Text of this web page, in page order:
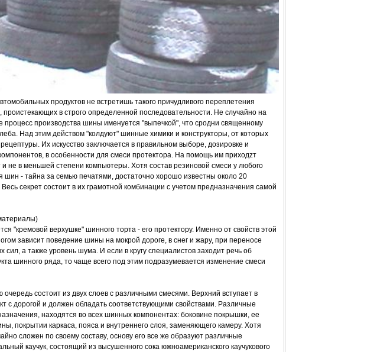
продуктов не встретишь такого причудливого переплетения
проистекающих в строго определенной последовательности. Не случайно на
производства шины именуется "выпечкой", что сродни священному
Над этим действом "колдуют" шинные химики и конструкторы, от которых
Их искусство заключается в правильном выборе, дозировке и
в особенности для смеси протектора. На помощь им приходzт
не в меньшей степени компьютеры. Хотя состав резиновой смеси у любого
шин - тайна за семью печатями, достаточно хорошо известны около 20
секрет состоит в их грамотной комбинации с учетом предназначения самой
"кремовой верхушке" шинного торта - его протектору. Именно от свойств этой
зависит поведение шины на мокрой дороге, в снег и жару, при переносе
а также уровень шума. И если в кругу специалистов заходит речь об
шинного ряда, то чаще всего под этим подразумевается изменение смеси
очередь состоит из двух слоев с различными смесями. Верхний вступает в
с дорогой и должен обладать соответствующими свойствами. Различные
находятся во всех шинных компонентах: боковине покрышки, ее
покрытии каркаса, пояса и внутреннего слоя, заменяющего камеру. Хотя
сложен по своему составу, основу его все же образуют различные
каучук, состоящий из высушенного сока южноамериканского каучукового